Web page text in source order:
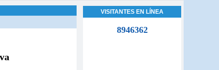
VISITANTES EN LÍNEA
8946362